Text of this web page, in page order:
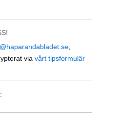
via vårt tipsformulär